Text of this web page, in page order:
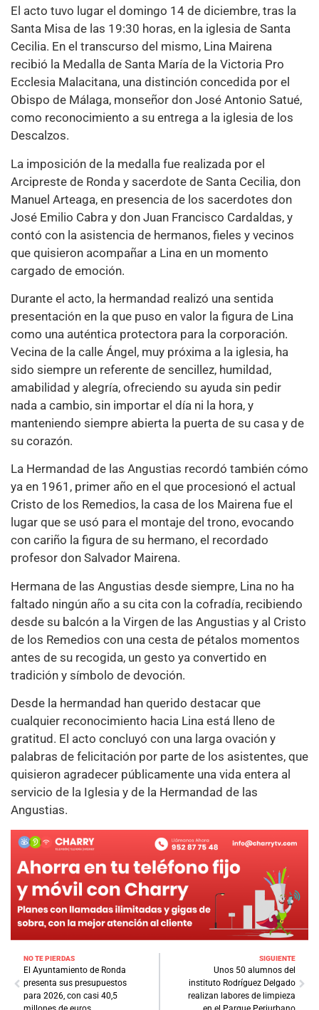
El acto tuvo lugar el domingo 14 de diciembre, tras la
Santa Misa de las 19:30 horas, en la iglesia de Santa
Cecilia. En el transcurso del mismo, Lina Mairena
recibió la Medalla de Santa María de la Victoria Pro
Ecclesia Malacitana, una distinción concedida por el
Obispo de Málaga, monseñor don José Antonio Satué,
como reconocimiento a su entrega a la iglesia de los
Descalzos.
La imposición de la medalla fue realizada por el
Arcipreste de Ronda y sacerdote de Santa Cecilia, don
Manuel Arteaga, en presencia de los sacerdotes don
José Emilio Cabra y don Juan Francisco Cardaldas, y
contó con la asistencia de hermanos, fieles y vecinos
que quisieron acompañar a Lina en un momento
cargado de emoción.
Durante el acto, la hermandad realizó una sentida
presentación en la que puso en valor la figura de Lina
como una auténtica protectora para la corporación.
Vecina de la calle Ángel, muy próxima a la iglesia, ha
sido siempre un referente de sencillez, humildad,
amabilidad y alegría, ofreciendo su ayuda sin pedir
nada a cambio, sin importar el día ni la hora, y
manteniendo siempre abierta la puerta de su casa y de
su corazón.
La Hermandad de las Angustias recordó también cómo
ya en 1961, primer año en el que procesionó el actual
Cristo de los Remedios, la casa de los Mairena fue el
lugar que se usó para el montaje del trono, evocando
con cariño la figura de su hermano, el recordado
profesor don Salvador Mairena.
Hermana de las Angustias desde siempre, Lina no ha
faltado ningún año a su cita con la cofradía, recibiendo
desde su balcón a la Virgen de las Angustias y al Cristo
de los Remedios con una cesta de pétalos momentos
antes de su recogida, un gesto ya convertido en
tradición y símbolo de devoción.
Desde la hermandad han querido destacar que
cualquier reconocimiento hacia Lina está lleno de
gratitud. El acto concluyó con una larga ovación y
palabras de felicitación por parte de los asistentes, que
quisieron agradecer públicamente una vida entera al
servicio de la Iglesia y de la Hermandad de las
Angustias.
NO TE PIERDAS
El Ayuntamiento de Ronda
presenta sus presupuestos
para 2026, con casi 40,5
SIGUIENTE
Unos 50 alumnos del
instituto Rodríguez Delgado
realizan labores de limpieza